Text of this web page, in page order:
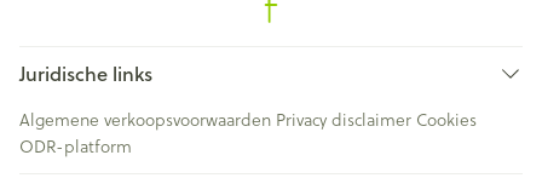
Juridische links
Algemene verkoopsvoorwaarden Privacy disclaimer Cookies
ODR-platform